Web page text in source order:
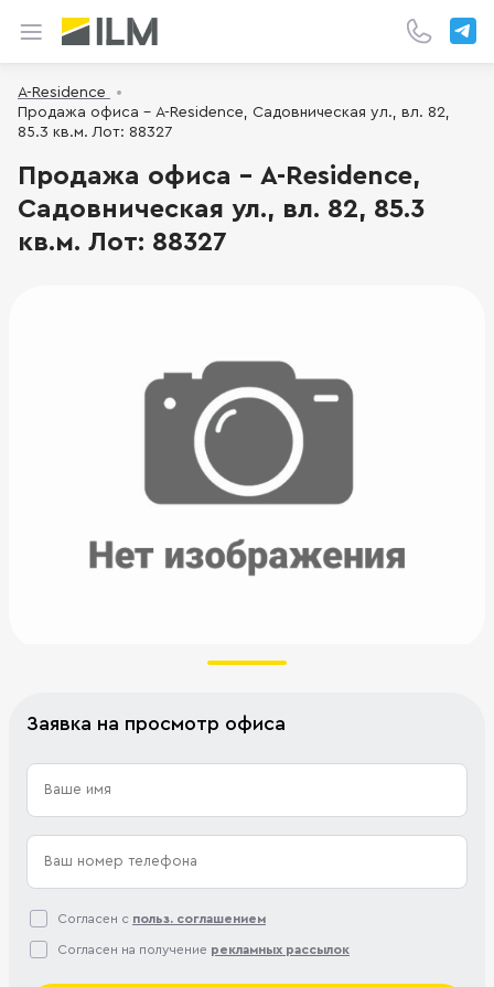
A-Residence
Продажа офиса - A-Residence, Садовническая ул., вл. 82,
85.3 кв.м. Лот: 88327
Продажа офиса - A-Residence,
Садовническая ул., вл. 82, 85.3
кв.м. Лот: 88327
Заявка на просмотр офиса
Согласен с польз. соглашением
Согласен на получение рекламных рассылок